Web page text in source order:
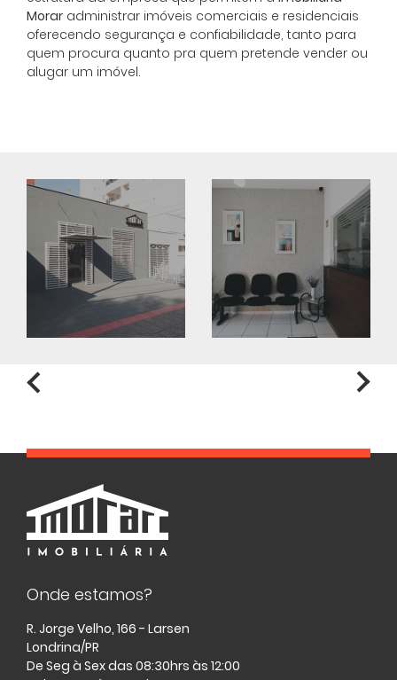
Morar administrar imóveis comerciais e residenciais
oferecendo segurança e confiabilidade, tanto para
quem procura quanto pra quem pretende vender ou
alugar um imóvel.
Onde estamos?
R. Jorge Velho, 166 - Larsen
Londrina/PR
De Seg à Sex das 08:30hrs às 12:00